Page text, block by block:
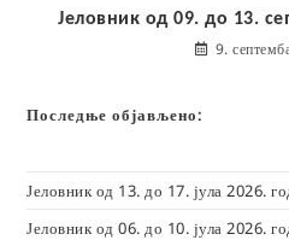
Јеловник од 09. до 13.
9.
Последње објављено:
Јеловник од 13. до 17. јула 2026.
Јеловник од 06. до 10. јула 2026.